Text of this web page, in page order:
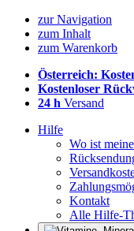
zur Navigation
zum Inhalt
zum Warenkorb
Österreich:
Kostenloser
24 h Versand
Hilfe
Wo ist
Kontakt
Alle Hilfe-